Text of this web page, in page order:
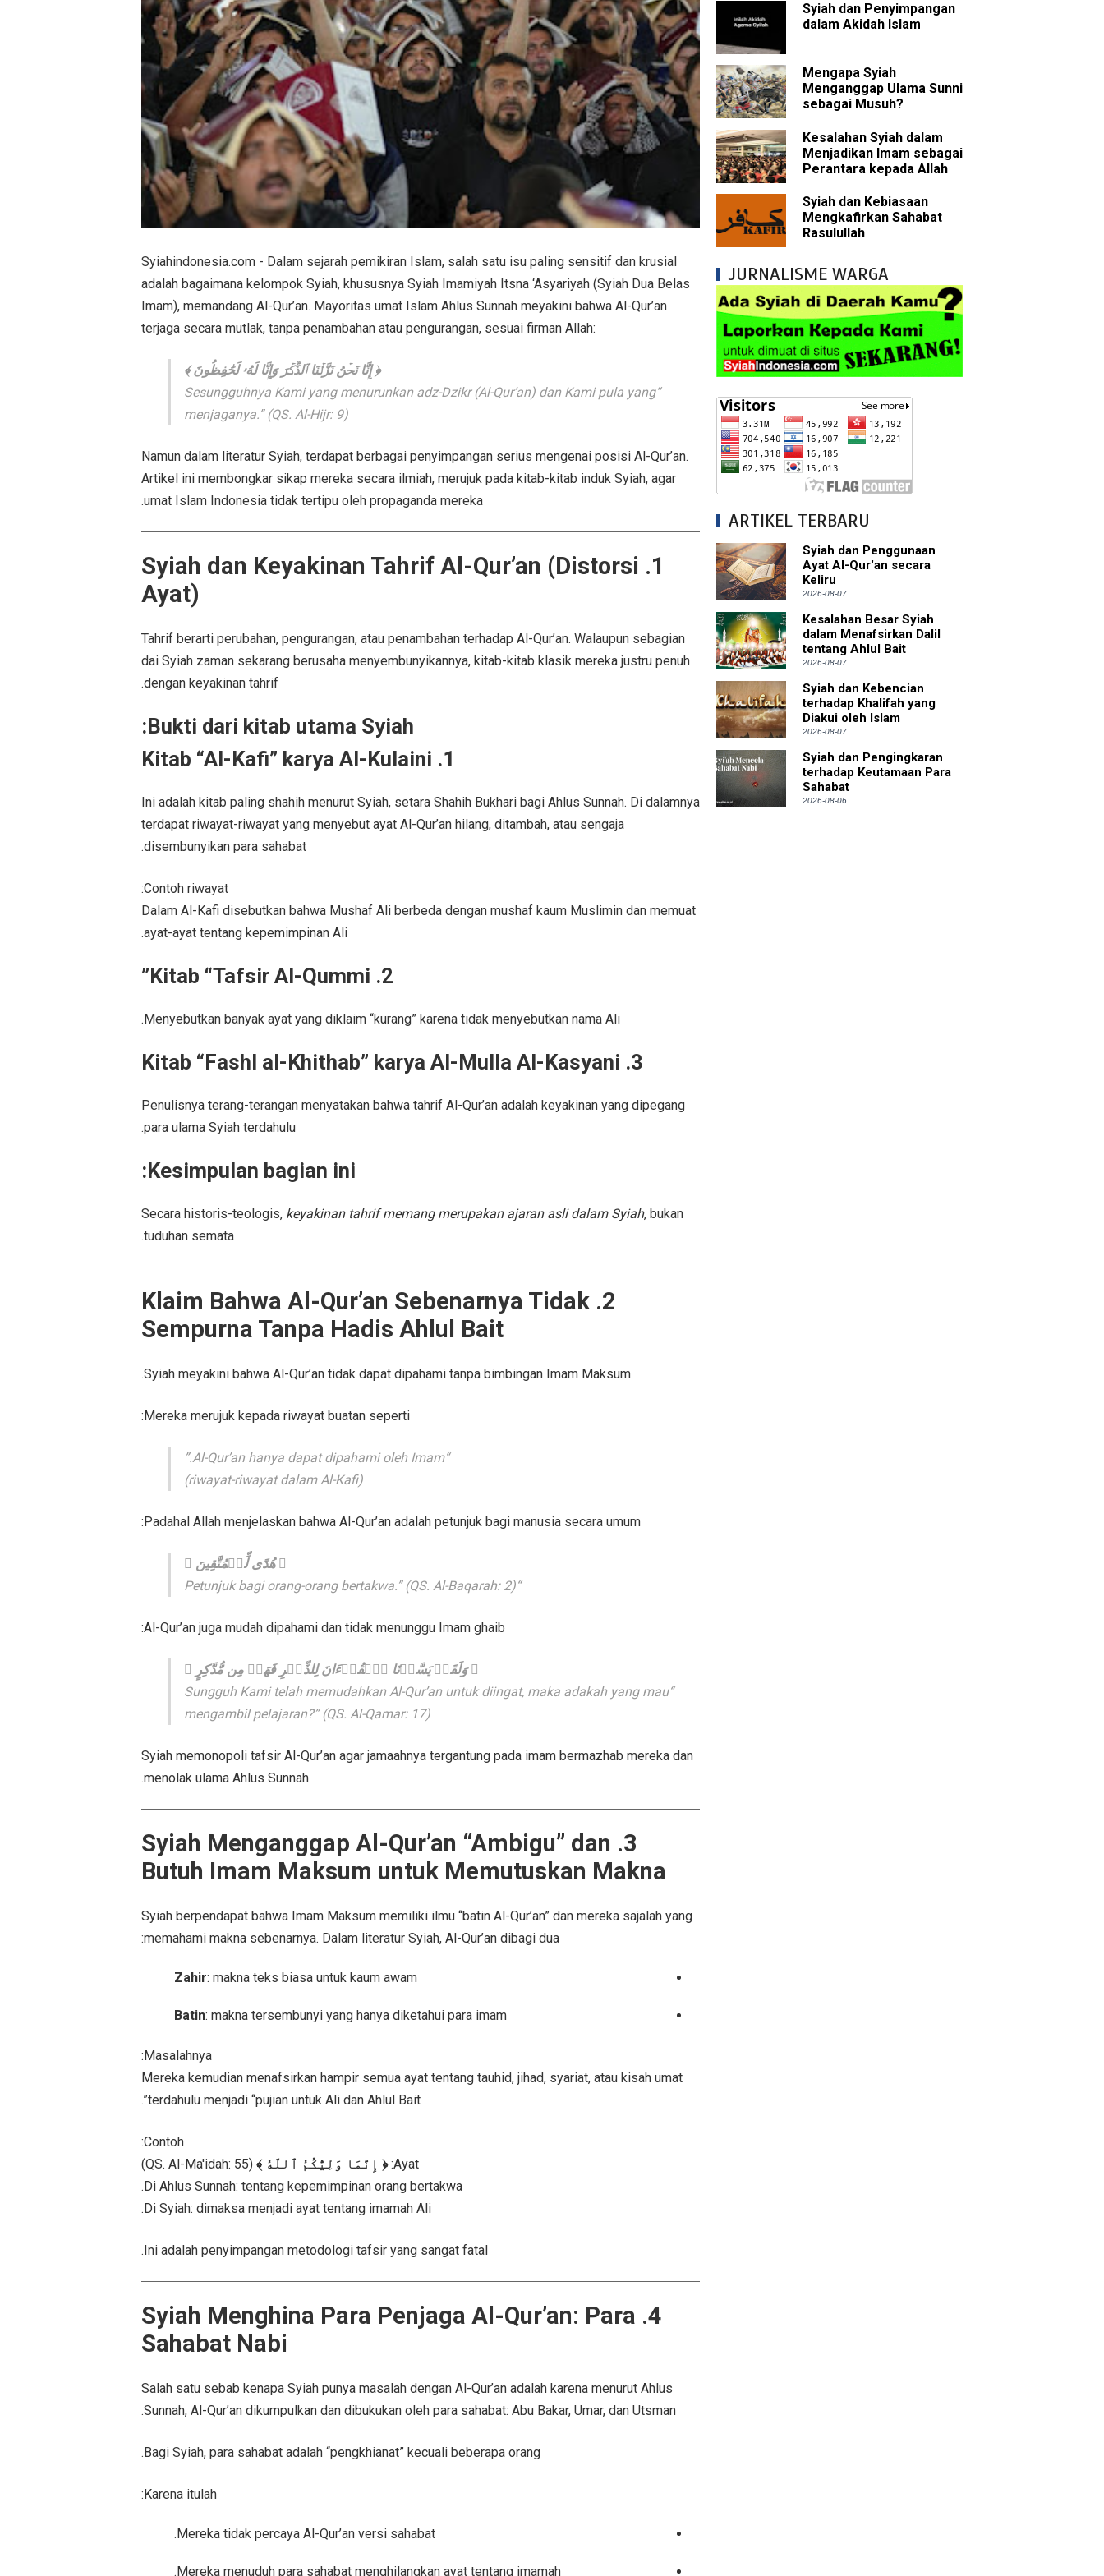
Mengapa Syiah Menghalalkan Nikah Mut'ah?
Syiah dan Penyelewengan dalam Pemahaman tentang Khalifah
Syiah dan Penyimpangan dalam Akidah Islam
Kesalahan Syiah dalam Menyikapi Khalifah Abu Bakar
Syiah dan Konsep Imamah yang Tidak Masuk Akal dalam Islam
Syiah dan Ketidakkonsistenan dalam Konsep Mahdi
Syiah dan Kedustaan tentang Hak Kekhalifahan
Syiah dan Ketidakbenaran Ajarannya tentang Wilayah Imam
Syiah dan Kedustaan tentang Peristiwa Karbala
Syiah dan Upaya Merusak Ukhuwah Islamiyah
Syiah dan Penggunaan Ayat Al-Qur'an secara Keliru
Syiahindonesia.com - Dalam sejarah pemikiran Islam, salah satu isu paling sensitif dan krusial
adalah bagaimana kelompok Syiah, khususnya Syiah Imamiyah Itsna ‘Asyariyah (Syiah Dua Belas
Imam), memandang Al-Qur’an. Mayoritas umat Islam Ahlus Sunnah meyakini bahwa Al-Qur’an
terjaga secara mutlak, tanpa penambahan atau pengurangan, sesuai firman Allah:
﴿ إِنَّا نَحۡنُ نَزَّلۡنَا ٱلذِّكۡرَ وَإِنَّا لَهُۥ لَحَٰفِظُونَ ﴾
“Sesungguhnya Kami yang menurunkan adz-Dzikr (Al-Qur’an) dan Kami pula yang
menjaganya.”(QS. Al-Hijr: 9)
Namun dalam literatur Syiah, terdapat berbagai penyimpangan serius mengenai posisi Al-Qur’an.
Artikel ini membongkar sikap mereka secara ilmiah, merujuk pada kitab-kitab induk Syiah, agar
umat Islam Indonesia tidak tertipu oleh propaganda mereka.
1. Syiah dan Keyakinan Tahrif Al-Qur’an (Distorsi
Ayat)
Tahrif berarti perubahan, pengurangan, atau penambahan terhadap Al-Qur’an. Walaupun sebagian
dai Syiah zaman sekarang berusaha menyembunyikannya, kitab-kitab klasik mereka justru penuh
dengan keyakinan tahrif.
Bukti dari kitab utama Syiah:
1. Kitab “Al-Kafi” karya Al-Kulaini
Ini adalah kitab paling shahih menurut Syiah, setara Shahih Bukhari bagi Ahlus Sunnah. Di dalamnya
terdapat riwayat-riwayat yang menyebut ayat Al-Qur’an hilang, ditambah, atau sengaja
disembunyikan para sahabat.
Contoh riwayat:
Dalam Al-Kafi disebutkan bahwa Mushaf Ali berbeda dengan mushaf kaum Muslimin dan memuat
ayat-ayat tentang kepemimpinan Ali.
2. Kitab “Tafsir Al-Qummi”
Menyebutkan banyak ayat yang diklaim “kurang” karena tidak menyebutkan nama Ali.
3. Kitab “Fashl al-Khithab” karya Al-Mulla Al-Kasyani
Penulisnya terang-terangan menyatakan bahwa tahrif Al-Qur’an adalah keyakinan yang dipegang
para ulama Syiah terdahulu.
Kesimpulan bagian ini:
Secara historis-teologis, keyakinan tahrif memang merupakan ajaran asli dalam Syiah, bukan
tuduhan semata.
2. Klaim Bahwa Al-Qur’an Sebenarnya Tidak
Sempurna Tanpa Hadis Ahlul Bait
Syiah meyakini bahwa Al-Qur’an tidak dapat dipahami tanpa bimbingan Imam Maksum.
Mereka merujuk kepada riwayat buatan seperti:
“Al-Qur’an hanya dapat dipahami oleh Imam.”
(riwayat-riwayat dalam Al-Kafi)
Padahal Allah menjelaskan bahwa Al-Qur’an adalah petunjuk bagi manusia secara umum:
﴿ هُدًى لِّلۡمُتَّقِينَ ﴾
“Petunjuk bagi orang-orang bertakwa.”
(QS. Al-Baqarah: 2)
Al-Qur’an juga mudah dipahami dan tidak menunggu Imam ghaib:
﴿ وَلَقَدۡ يَسَّرۡنَا ٱلۡقُرۡءَانَ لِلذِّكۡرِ فَهَلۡ مِن مُّدَّكِرٍ ﴾
“Sungguh Kami telah memudahkan Al-Qur’an untuk diingat, maka adakah yang mau
mengambil pelajaran?”(QS. Al-Qamar: 17)
Syiah memonopoli tafsir Al-Qur’an agar jamaahnya tergantung pada imam bermazhab mereka dan
menolak ulama Ahlus Sunnah.
3. Syiah Menganggap Al-Qur’an “Ambigu” dan
Butuh Imam Maksum untuk Memutuskan Makna
Syiah berpendapat bahwa Imam Maksum memiliki ilmu “batin Al-Qur’an” dan mereka sajalah yang
memahami makna sebenarnya. Dalam literatur Syiah, Al-Qur’an dibagi dua:
Zahir: makna teks biasa untuk kaum awam
Batin: makna tersembunyi yang hanya diketahui para imam
Masalahnya:
Mereka kemudian menafsirkan hampir semua ayat tentang tauhid, jihad, syariat, atau kisah umat
terdahulu menjadi “pujian untuk Ali dan Ahlul Bait”.
Contoh:
Ayat: ﴿ إِنَّمَا وَلِيُّكُمُ ٱللَّهُ ﴾ (QS. Al-Ma'idah: 55)
Di Ahlus Sunnah: tentang kepemimpinan orang bertakwa.
Di Syiah: dimaksa menjadi ayat tentang imamah Ali.
Ini adalah penyimpangan metodologi tafsir yang sangat fatal.
4. Syiah Menghina Para Penjaga Al-Qur’an: Para
Sahabat Nabi
Salah satu sebab kenapa Syiah punya masalah dengan Al-Qur’an adalah karena menurut Ahlus
Sunnah, Al-Qur’an dikumpulkan dan dibukukan oleh para sahabat: Abu Bakar, Umar, dan Utsman.
Bagi Syiah, para sahabat adalah “pengkhianat” kecuali beberapa orang.
Karena itulah:
Mereka tidak percaya Al-Qur’an versi sahabat.
Mereka menuduh para sahabat menghilangkan ayat tentang imamah.
Syiah dan Penyimpangan
dalam Akidah Islam
Mengapa Syiah
Menganggap Ulama Sunni
sebagai Musuh?
Kesalahan Syiah dalam
Menjadikan Imam sebagai
Perantara kepada Allah
Syiah dan Kebiasaan
Mengkafirkan Sahabat
Rasulullah
JURNALISME WARGA
ARTIKEL TERBARU
Syiah dan Penggunaan
Ayat Al-Qur'an secara
Keliru
2026-08-07
Kesalahan Besar Syiah
dalam Menafsirkan Dalil
tentang Ahlul Bait
2026-08-07
Syiah dan Kebencian
terhadap Khalifah yang
Diakui oleh Islam
2026-08-07
Syiah dan Pengingkaran
terhadap Keutamaan Para
Sahabat
2026-08-06